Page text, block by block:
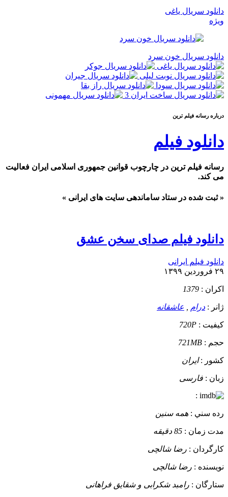
دانلود سریال یاغی
ویژه
دانلود سریال خون سرد
درباره رسانه فيلم ترين
دانلود فیلم
رسانه فیلم ترین در چارچوب قوانین جمهوری اسلامی ایران فعالیت
می کند.
« ثبت شده در ستاد ساماندهی سایت های ایرانی »
دانلود فیلم صدای سخن عشق
دانلود فیلم ایرانی
۲۹ فروردین ۱۳۹۹
اکران : 1379
ژانر : درام عاشقانه
کيفيت : 720P
حجم : 721MB
کشور :ایران
زبان : فارسی
:
رده سني : همه سنین
مدت زمان : 85 دقیقه
کارگردان : رضا شالچی
نويسنده : رضا شالچی
ستارگان : رامبد شکرابی و شقایق فراهانی